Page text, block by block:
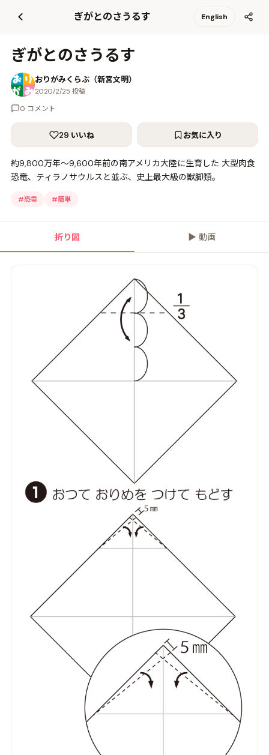
ぎがとのさうるす English
ぎがとのさうるす
おりがみくらぶ（新宮文明）
2020/2/25 投稿
0 コメント
29 いいね お気に入り
約9,800万年～9,600年前の南アメリカ大陸に生育した 大型肉食
恐竜、ティラノサウルスと並ぶ、史上最大級の獣脚類。
#恐竜 #簡単
折り図 ▶ 動画